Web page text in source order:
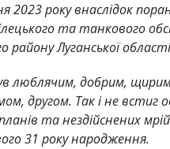
2023 року внаслідок
та танкового
району Луганської
люблячим, добрим,
другом. Так і не встиг
та нездійснених
31 року народження.